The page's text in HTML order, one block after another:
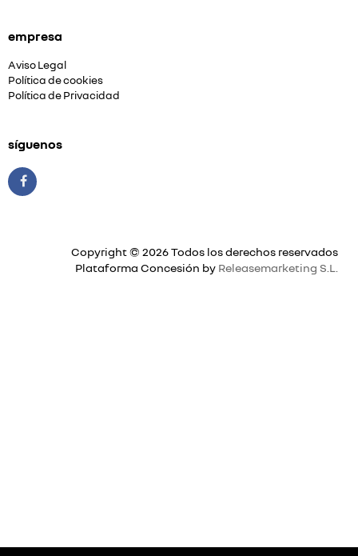
empresa
Aviso Legal
Política de cookies
Política de Privacidad
síguenos
Copyright © 2026 Todos los derechos reservados
Plataforma Concesión by Releasemarketing S.L.